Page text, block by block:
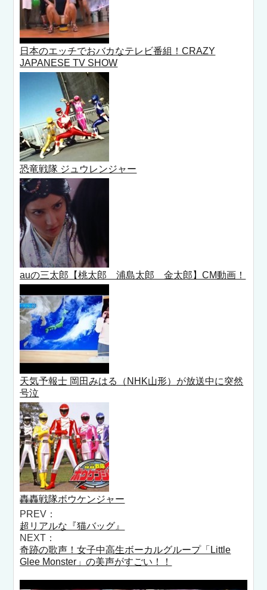
日本のエッチでおバカなテレビ番組！CRAZY
JAPANESE TV SHOW
恐竜戦隊 ジュウレンジャー
auの三太郎【桃太郎 浦島太郎 金太郎】CM動画！
天気予報士 岡田みはる（NHK山形）が放送中に突然
号泣
轟轟戦隊ボウケンジャー
PREV：
超リアルな『猫バッグ』
NEXT：
奇跡の歌声！女子中高生ボーカルグループ「Little
Glee Monster」の美声がすごい！！